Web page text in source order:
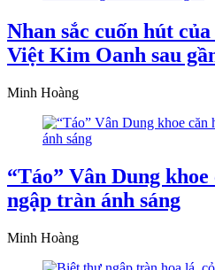
Nhan sắc cuốn hút
Việt Kim Oanh sau
Minh Hoàng
“Táo” Vân Dung
ngập tràn ánh sáng
Minh Hoàng